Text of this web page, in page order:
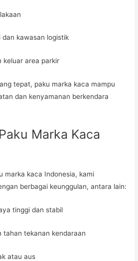
dan kawasan logistik
keluar area parkir
tepat, paku marka kaca mampu
dan kenyamanan berkendara
Marka Kaca
marka kaca Indonesia, kami
berbagai keunggulan, antara lain:
tinggi dan stabil
tahan tekanan kendaraan
atau aus